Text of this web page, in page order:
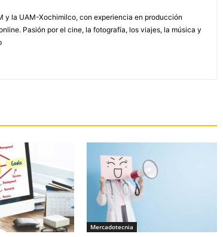
y la UAM-Xochimilco, con experiencia en producción
Pasión por el cine, la fotografía, los viajes, la música y
Mercadotecnia